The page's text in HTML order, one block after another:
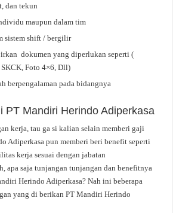
dan tekun
maupun dalam tim
sistem shift / bergilir
dokumen yang diperlukan seperti (
Foto 4×6, Dll)
berpengalaman pada bidangnya
PT Mandiri Herindo Adiperkasa
kerja, tau ga si kalian selain memberi gaji
Adiperkasa pun memberi beri benefit seperti
kerja sesuai dengan jabatan
apa saja tunjangan tunjangan dan benefitnya
Herindo Adiperkasa? Nah ini beberapa
yang di berikan PT Mandiri Herindo